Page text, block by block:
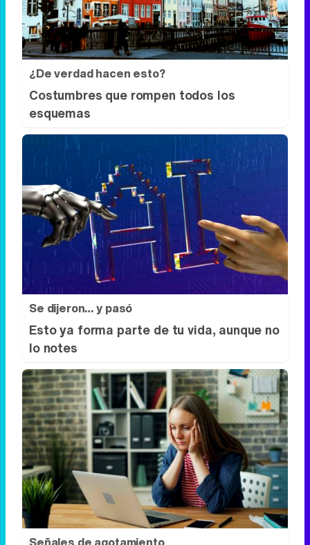
Lo haces todos los días y afecta cómo te
sientes
¿De verdad hacen esto?
Costumbres que rompen todos los
esquemas
Se dijeron… y pasó
Esto ya forma parte de tu vida, aunque no
lo notes